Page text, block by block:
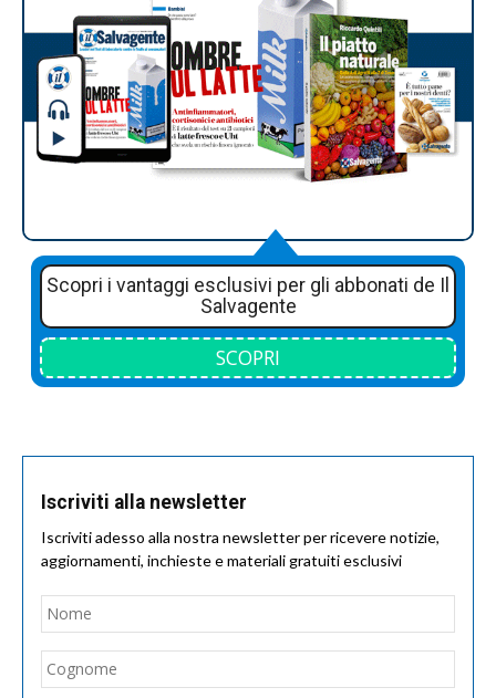
Scopri i vantaggi esclusivi per gli abbonati de Il
Salvagente
SCOPRI
Iscriviti alla newsletter
Iscriviti adesso alla nostra newsletter per ricevere notizie,
aggiornamenti, inchieste e materiali gratuiti esclusivi
Nome